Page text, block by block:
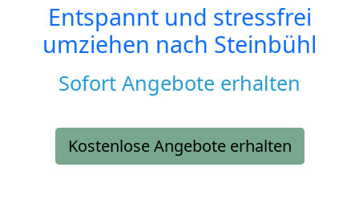
Entspannt und stressfrei
umziehen nach Steinbühl
Sofort Angebote erhalten
Kostenlose Angebote erhalten